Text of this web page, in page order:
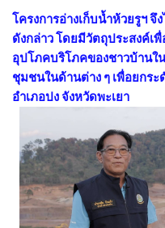
โครงการอ่างเก็บน้ำห้วยรูฯ
ดังกล่าว โดยมีวัตถุประสงค์เ
อุปโภคบริโภคของชาวบ้านใ
ชุมชนในด้านต่าง ๆ เพื่อยกร
อำเภอปง จังหวัดพะเยา